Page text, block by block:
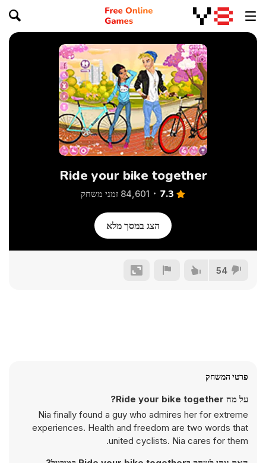
Ride your bike together
7.3 84,601 זמני משחק
הצג במסך מלא
54
פרטי המשחק
על מה Ride your bike together?
Nia finally found a guy who admires her for extreme
experiences. Health and freedom are two words that
united cyclists. Nia cares for them.